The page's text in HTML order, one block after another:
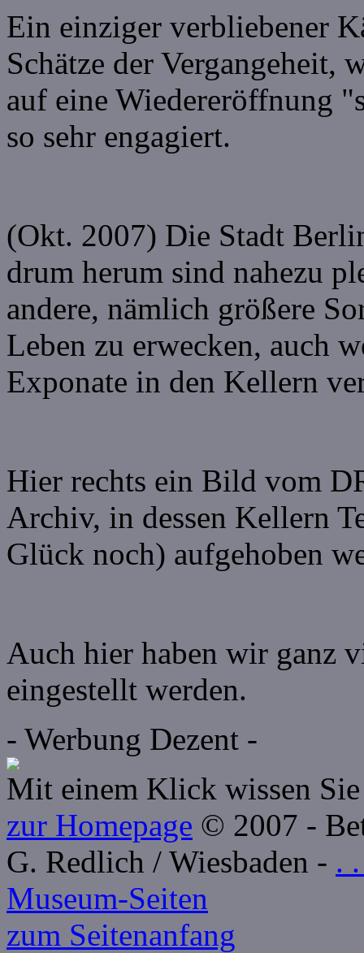
Ein einziger verbliebener
Schätze der Vergangeheit,
auf eine Wiedereröffnung
so sehr engagiert.
(Okt. 2007) Die Stadt
drum herum sind nahezu
andere, nämlich größere
Leben zu erwecken, auch
Exponate in den Kellern
Hier rechts ein Bild vom
Archiv, in dessen Kellern
Glück noch) aufgehoben
Auch hier haben wir ganz
eingestellt werden.
- Werbung Dezent -
Mit einem Klick wissen
zur Homepage © 2007 -
G. Redlich / Wiesbaden - .
Museum-Seiten
zum Seitenanfang